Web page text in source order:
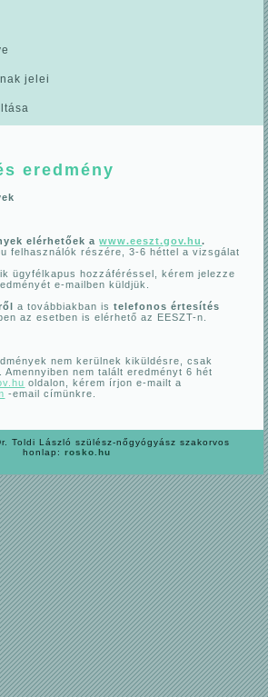
jelei
eredmény
elérhetőek awww.eeszt.gov.hu.
felhasználók részére, 3-6 héttel a vizsgálat
ügyfélkapus hozzáféréssel, kérem jelezze
e-mailben küldjük.
a továbbiakban istelefonos értesítés
az esetben is elérhető az EESZT-n.
nem kerülnek kiküldésre, csak
Amennyiben nem talált eredményt 6 hét
oldalon, kérem írjon e-mailt a
-email címünkre.
Toldi László szülész-nőgyógyász szakorvos
honlap: rosko.hu